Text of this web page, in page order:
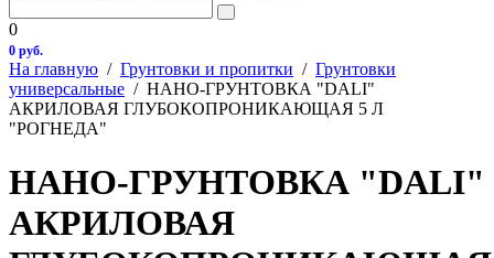
0
0 руб.
На главную / Грунтовки и пропитки / Грунтовки
универсальные / НАНО-ГРУНТОВКА "DALI"
АКРИЛОВАЯ ГЛУБОКОПРОНИКАЮЩАЯ 5 Л
"РОГНЕДА"
НАНО-ГРУНТОВКА "DALI"
АКРИЛОВАЯ